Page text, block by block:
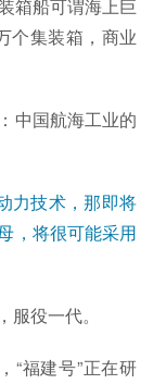
箱船可谓海上巨
个集装箱，商业
中国航海工业的
力技术，那即将
，将很可能采用
役一代。
“福建号”正在研